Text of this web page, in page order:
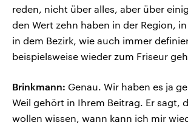
reden, nicht über alles, aber über
den Wert zehn haben in der Region,
in dem Bezirk, wie auch immer
beispielsweise wieder zum Friseur
Brinkmann: Genau. Wir haben es ja
Weil gehört in Ihrem Beitrag. Er sagt,
wollen wissen, wann kann ich mir